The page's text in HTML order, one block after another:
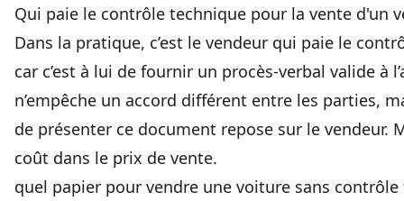
Qui paie le contrôle technique pour la vente d'un
Dans la pratique, c’est le vendeur qui paie le
car c’est à lui de fournir un procès-verbal valide à
n’empêche un accord différent entre les parties,
de présenter ce document repose sur le vendeur.
coût dans le prix de vente.
quel papier pour vendre une voiture sans